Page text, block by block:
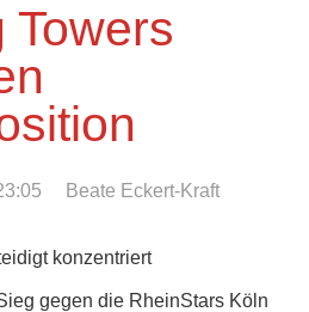
Towers
Beate Eckert-Kraft
gegen die RheinStars Köln